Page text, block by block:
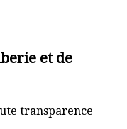
et de
transparence